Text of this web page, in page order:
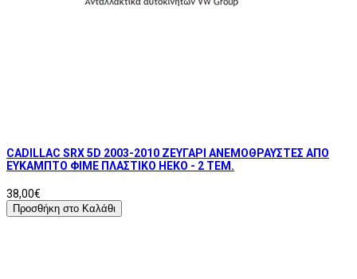
CADILLAC SRX 5D 2003-2010 ΖΕΥΓΑΡΙ ΑΝΕΜΟΘΡΑΥΣΤΕΣ ΑΠΟ
ΕΥΚΑΜΠΤΟ ΦΙΜΕ ΠΛΑΣΤΙΚΟ HEKO - 2 ΤΕΜ.
38,00€
Προσθήκη στο Καλάθι